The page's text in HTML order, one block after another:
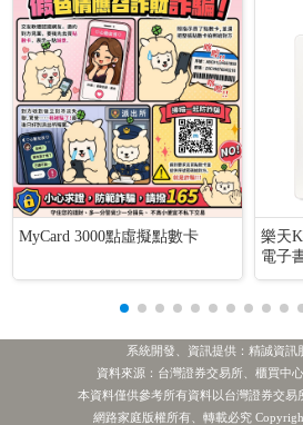
MyCard 3000點虛擬點數卡
樂天
電子
系統開發、資訊提供：精誠資訊
資料來源：台灣證券交易所、櫃買中
本資料僅供參考所有資料以台灣證券交易
網路家庭版權所有、轉載必究